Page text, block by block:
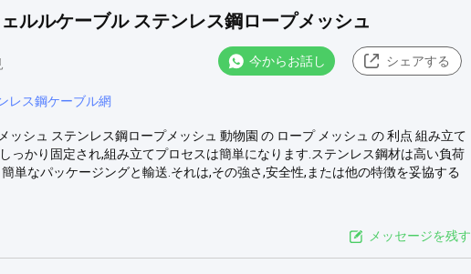
ルルケーブル ステンレス鋼ロープメッシュ
今からお話し シェアする
レス鋼ケーブル網
シュ ステンレス鋼ロープメッシュ 動物園 の ロープ メッシュ の 利点 組み立て
っかり固定され,組み立てプロセスは簡単になります.ステンレス鋼材は高い負荷
単なパッケージングと輸送.それは,その強さ,安全性,または他の特徴を妥協する
メッセージを残す